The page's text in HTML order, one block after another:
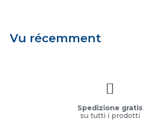
Vu récemment
Spedizione gratis
su tutti i prodotti